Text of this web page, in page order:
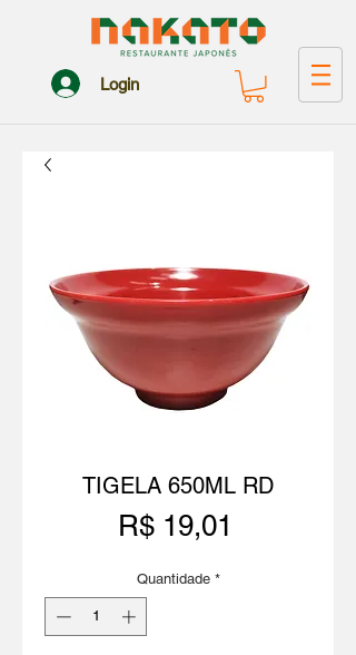
Login
TIGELA 650ML RD
R$ 19,01
Quantidade *